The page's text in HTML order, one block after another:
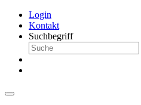
Login
Kontakt
Suchbegriff